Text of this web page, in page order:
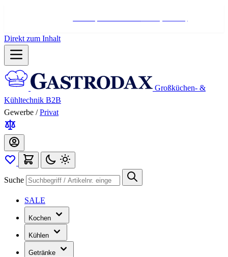
Direkt zum Inhalt
Großküchen- &
Kühltechnik B2B
Gewerbe / Privat
Suche
SALE
Kochen
Kühlen
Getränke